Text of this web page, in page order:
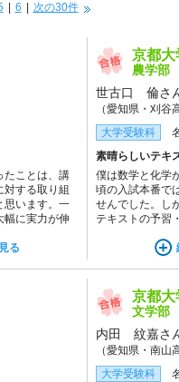
6 次の30件
たことは、講
対する取り組
思います。一
幅に実力が伸
る
京都大
農学部
世古口 倫さ
（愛知県・刈谷
大学受験科
素晴らしいテキ
僕は数学と化学
頃の入試本番で
せんでした。し
テキストの予習
深めたところ、
すれば、苦手は
ました。
京都大
文学部
内田 紋嘉さ
（愛知県・南山
大学受験科